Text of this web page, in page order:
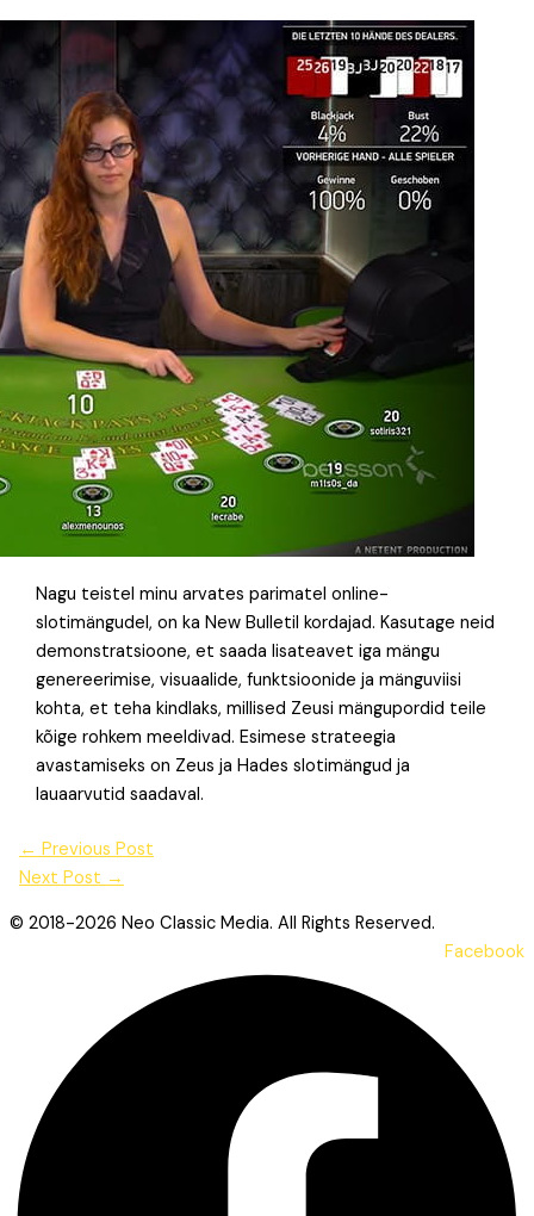
Nagu teistel minu arvates parimatel online-
slotimängudel, on ka New Bulletil kordajad. Kasutage neid
demonstratsioone, et saada lisateavet iga mängu
genereerimise, visuaalide, funktsioonide ja mänguviisi
kohta, et teha kindlaks, millised Zeusi mängupordid teile
kõige rohkem meeldivad. Esimese strateegia
avastamiseks on Zeus ja Hades slotimängud ja
lauaarvutid saadaval.
← Previous Post
Next Post →
© 2018-2026 Neo Classic Media. All Rights Reserved.
Facebook